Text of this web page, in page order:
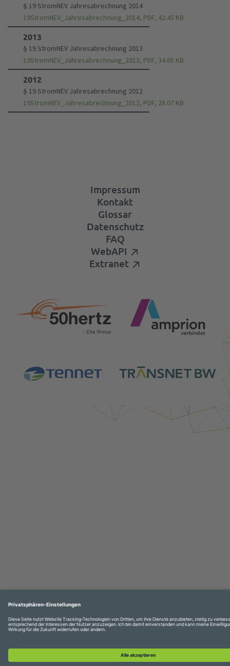
§ 19 StromNEV Jahresabrechnung 2014
19StromNEV_Jahresabrechnung_2014, PDF, 42.45 KB
2013
§ 19 StromNEV Jahresabrechnung 2013
19StromNEV_Jahresabrechnung_2013, PDF, 34.65 KB
2012
§ 19 StromNEV Jahresabrechnung 2012
19StromNEV_Jahresabrechnung_2012, PDF, 28.07 KB
Impressum
Kontakt
Glossar
Datenschutz
FAQ
WebAPI
Extranet